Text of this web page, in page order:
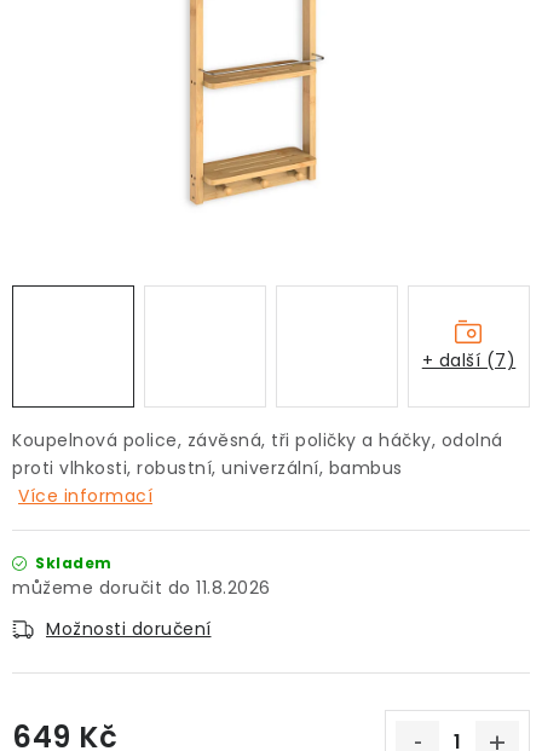
Koupelnová police, závěsná, tři poličky a háčky, odolná
proti vlhkosti, robustní, univerzální, bambus
Více informací
Skladem
11.8.2026
Možnosti doručení
649 Kč
+ další (7)